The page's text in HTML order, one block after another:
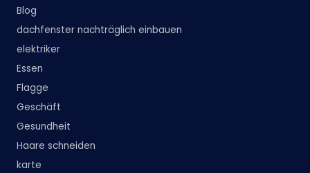
Blog
dachfenster nachträglich einbauen
elektriker
Essen
Flagge
Geschäft
Gesundheit
Haare schneiden
karte